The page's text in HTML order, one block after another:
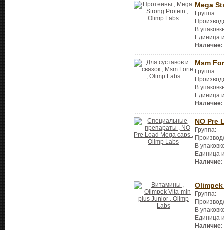
Mega
Группа:
В
Единица
Наличие:
Msm
Группа:
В
Единица
Наличие:
NO Pre
Группа:
В
Единица
Наличие:
Группа:
В
Единица
Наличие: